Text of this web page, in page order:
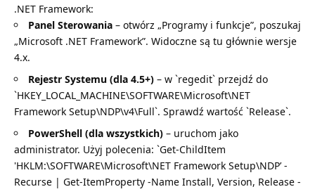
.NET Framework:
Panel Sterowania – otwórz „Programy i funkcje”, poszukaj
„Microsoft .NET Framework”. Widoczne są tu głównie wersje
4.x.
Rejestr Systemu (dla 4.5+) – w `regedit` przejdź do
`HKEY_LOCAL_MACHINE\SOFTWARE\Microsoft\NET
Framework Setup\NDP\v4\Full`. Sprawdź wartość `Release`.
PowerShell (dla wszystkich) – uruchom jako
administrator. Użyj polecenia: `Get-ChildItem
'HKLM:\SOFTWARE\Microsoft\NET Framework Setup\NDP’ -
Recurse | Get-ItemProperty -Name Install, Version, Release -